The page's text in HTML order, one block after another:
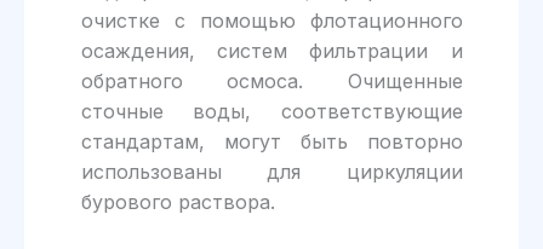
очистке с помощью флотационного
осаждения, систем фильтрации и
обратного осмоса. Очищенные
сточные воды, соответствующие
стандартам, могут быть повторно
использованы для циркуляции
бурового раствора.